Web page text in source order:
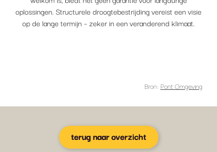
oplossingen. Structurele droogtebestrijding vereist een visie
op de lange termijn – zeker in een veranderend klimaat.
Bron: Pont Omgeving
terug naar overzicht